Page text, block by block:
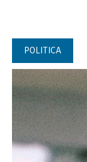
POLITICA